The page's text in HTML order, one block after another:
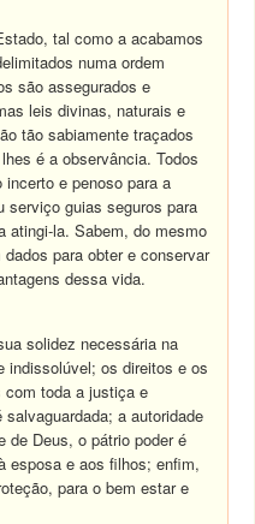
tal como a acabamos
numa ordem
são assegurados e
leis divinas, naturais e
tão sabiamente traçados
é a observância. Todos
e penoso para a
serviço guias seguros para
atingi-la. Sabem, do mesmo
para obter e conservar
dessa vida.
solidez necessária na
indissolúvel; os direitos e os
com toda a justiça e
a autoridade
de Deus, o pátrio poder é
esposa e aos filhos; enfim,
para o bem estar e